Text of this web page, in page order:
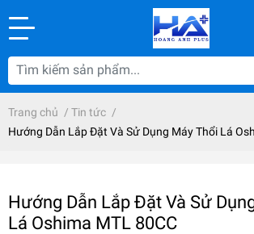
Trang chủ / Tin tức /
Hướng Dẫn Lắp Đặt Và Sử Dụng Máy Thổi Lá
Hướng Dẫn Lắp Đặt Và Sử
Lá Oshima MTL 80CC